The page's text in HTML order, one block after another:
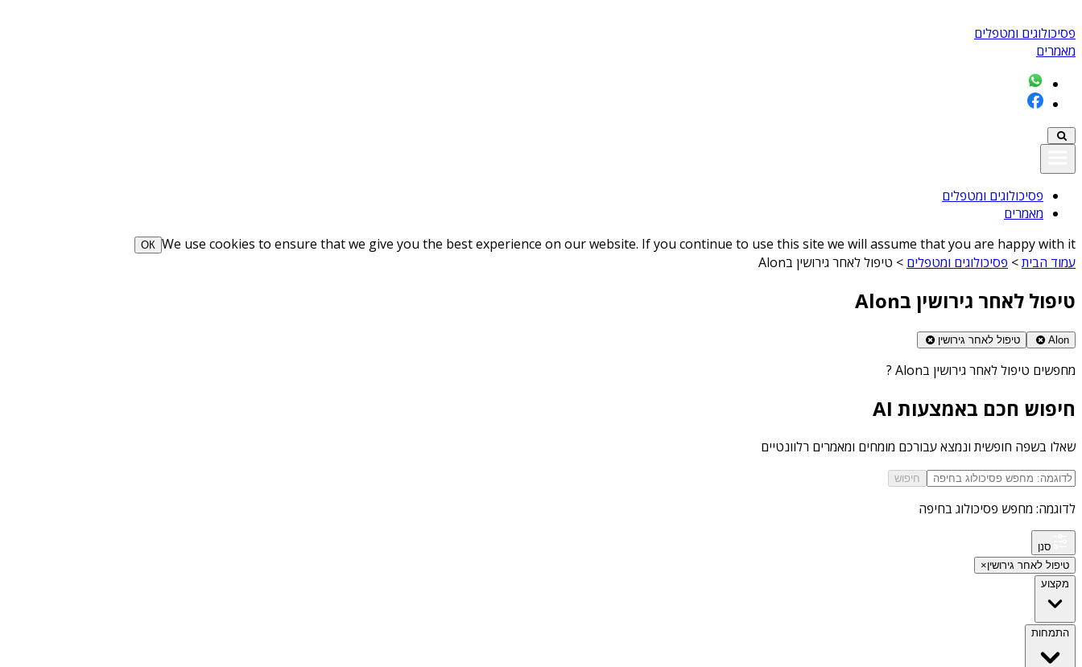
פסיכולוגים ומטפלים
מאמרים
פסיכולוגים ומטפלים
מאמרים
We use cookies to ensure that we give you the best experience on our website. If you continue to use this site we will assume that you are happy with it
ОК
עמוד הבית> פסיכולוגים ומטפלים > טיפול לאחר גירושין בAlon
טיפול לאחר גירושין בAlon
Alon טיפול לאחר גירושין
מחפשים טיפול לאחר גירושין בAlon ?
חיפוש חכם באמצעות AI
שאלו בשפה חופשית ונמצא עבורכם מומחים ומאמרים רלוונטיים
חיפוש
לדוגמה: מחפש פסיכולוג בחיפה
סנן
טיפול לאחר גירושין×
מקצוע
התמחות